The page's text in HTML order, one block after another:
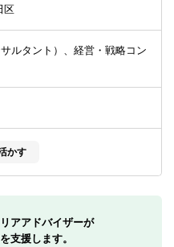
ガイド
区
ルタント）、経営・戦略コン
かす
アアドバイザーが
支援します。